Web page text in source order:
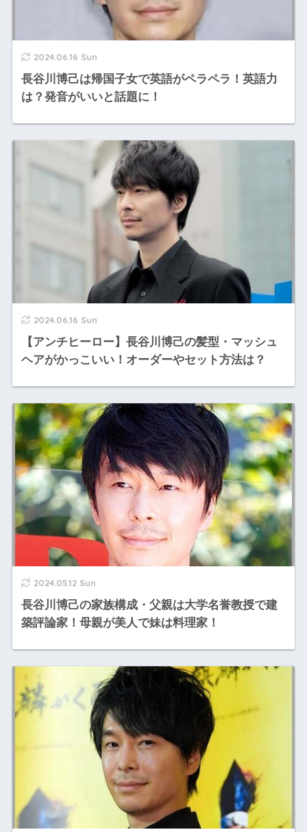
2024.06.16 Sun
長谷川博己は帰国子女で英語がペラペラ！英語力
は？発音がいいと話題に！
2024.06.16 Sun
【アンチヒーロー】長谷川博己の髪型・マッシュ
ヘアがかっこいい！オーダーやセット方法は？
2024.05.12 Sun
長谷川博己の家族構成・父親は大学名誉教授で建
築評論家！母親が美人で妹は料理家！